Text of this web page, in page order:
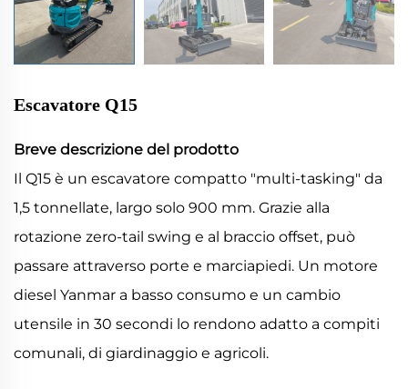
Escavatore Q15
Breve descrizione del prodotto
Il Q15 è un escavatore compatto "multi-tasking" da
1,5 tonnellate, largo solo 900 mm. Grazie alla
rotazione zero-tail swing e al braccio offset, può
passare attraverso porte e marciapiedi. Un motore
diesel Yanmar a basso consumo e un cambio
utensile in 30 secondi lo rendono adatto a compiti
comunali, di giardinaggio e agricoli.